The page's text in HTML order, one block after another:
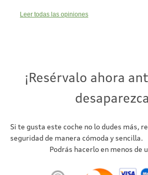
Leer todas las opiniones
¡Resérvalo ahora
Si te gusta este coche no lo dudes más,
seguridad de manera cómoda y sencilla.
Podrás hacerlo en menos de